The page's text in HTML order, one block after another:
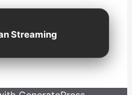
Streaming